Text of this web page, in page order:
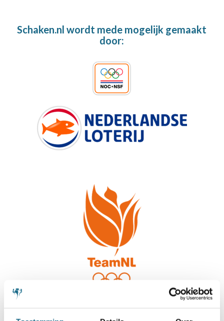
Schaken.nl wordt mede mogelijk gemaakt
door: